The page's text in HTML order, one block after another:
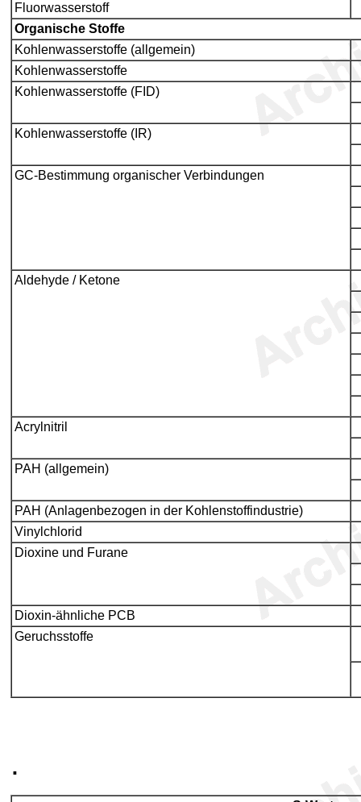
Fluorwasserstoff
Organische Stoffe
Kohlenwasserstoffe (allgemein)
Kohlenwasserstoffe
Kohlenwasserstoffe (FID)
Kohlenwasserstoffe (IR)
GC-Bestimmung organischer Verbindungen
Aldehyde / Ketone
Acrylnitril
PAH (allgemein)
PAH (Anlagenbezogen in der Kohlenstoffindustrie)
Vinylchlorid
Dioxine und Furane
Dioxin-ähnliche PCB
Geruchsstoffe
.